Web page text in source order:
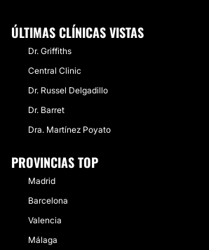
ÚLTIMAS CLÍNICAS VISTAS
Dr. Griffiths
Central Clinic
Dr. Russel Delgadillo
Dr. Barret
Dra. Martínez Poyato
PROVINCIAS TOP
Madrid
Barcelona
Valencia
Málaga